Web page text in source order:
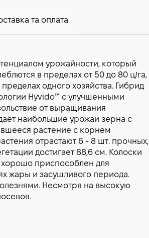
та оплата
урожайности, который
в пределах от 50 до 80 ц/га,
одного хозяйства. Гибрид
Hyvido™ с улучшенными
от выращивания
наибольшие урожаи зерна с
растение с корнем
отрастают 6 - 8 шт. прочных,
достигает 88,6 см. Колоски
приспособлен для
жары и засушливого периода.
Несмотря на высокую